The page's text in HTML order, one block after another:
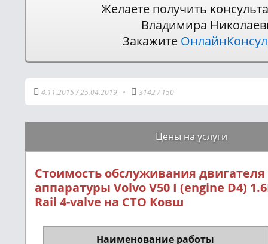
Желаете получить
Владимира
Закажите
4.11.2015 /25.04.2019 • 3142 / 150
Цены на услуги
Стоимость обслуживания
аппаратуры Volvo V50 I (engine D4)
Rail 4-valve на СТО Ковш
Наименование работы